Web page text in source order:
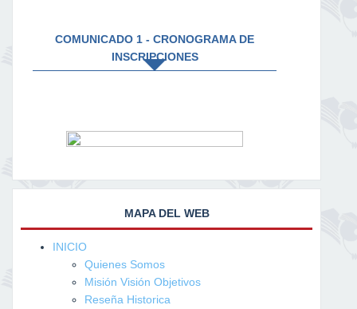
COMUNICADO 1 - CRONOGRAMA DE
INSCRIPCIONES
MAPA DEL WEB
INICIO
Quienes Somos
Misión Visión Objetivos
Reseña Historica